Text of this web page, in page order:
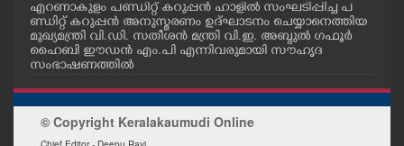
SPIRITUAL
INFO+
ART
എറണാകുളം പണ്ഡിറ്റ് കറുപ്പൻ ഹാളിൽ സംഘടിപ്പിച്ച പ
ണ്ഡിറ്റ് കറുപ്പൻ അനുസ്മരണം ഉദ്ഘാടനം ചെയ്യാനെത്തിയ
മുഖ്യമന്ത്രി വി.ഡി. സതീശൻ മന്ത്രി വി.ഇ. അബ്ദുൽ ഗഫൂർ
ഹൈബി ഈഡൻ എം.പി എന്നിവരുമായി സൗഹൃദ
സംഭാഷണത്തിൽ
© Copyright Keralakaumudi Online